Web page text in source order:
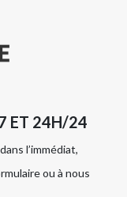
ET 24H/24
l’immédiat,
ou à nous